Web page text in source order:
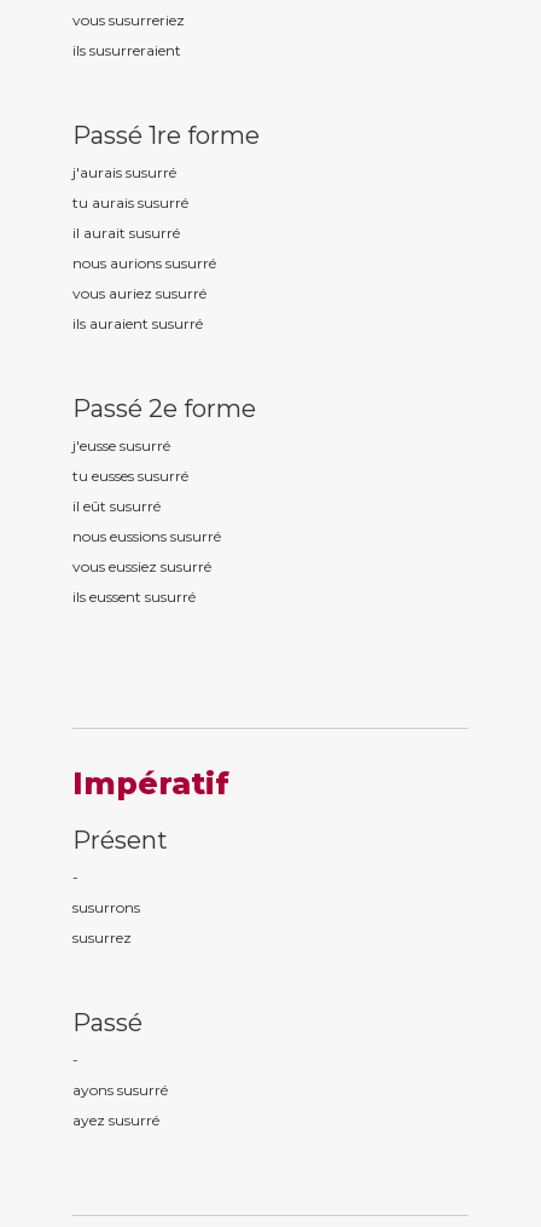
vous susurreriez
ils susurreraient
Passé 1re forme
j'aurais susurré
tu aurais susurré
il aurait susurré
nous aurions susurré
vous auriez susurré
ils auraient susurré
Passé 2e forme
j'eusse susurré
tu eusses susurré
il eût susurré
nous eussions susurré
vous eussiez susurré
ils eussent susurré
Impératif
Présent
-
susurrons
susurrez
Passé
-
ayons susurré
ayez susurré